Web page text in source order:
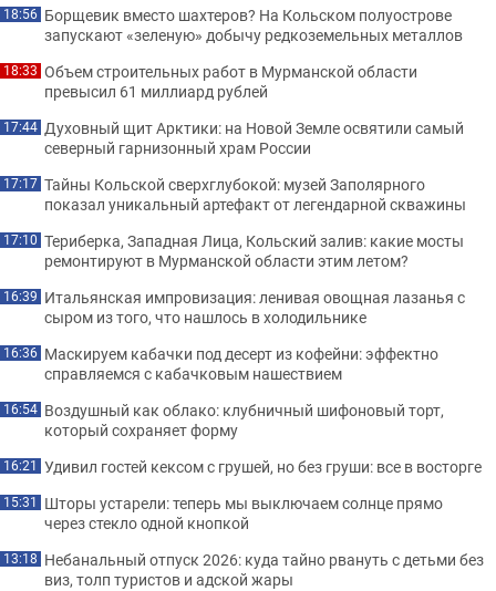
18:56 Борщевик вместо шахтеров? На Кольском полуострове
запускают «зеленую» добычу редкоземельных металлов
18:33 Объем строительных работ в Мурманской области
превысил 61 миллиард рублей
17:44 Духовный щит Арктики: на Новой Земле освятили самый
северный гарнизонный храм России
17:17 Тайны Кольской сверхглубокой: музей Заполярного
показал уникальный артефакт от легендарной скважины
17:10 Териберка, Западная Лица, Кольский залив: какие мосты
ремонтируют в Мурманской области этим летом?
16:39 Итальянская импровизация: ленивая овощная лазанья с
сыром из того, что нашлось в холодильнике
16:36 Маскируем кабачки под десерт из кофейни: эффектно
справляемся с кабачковым нашествием
16:54 Воздушный как облако: клубничный шифоновый торт,
который сохраняет форму
16:21 Удивил гостей кексом с грушей, но без груши: все в восторге
15:31 Шторы устарели: теперь мы выключаем солнце прямо
через стекло одной кнопкой
13:18 Небанальный отпуск 2026: куда тайно рвануть с детьми без
виз, толп туристов и адской жары